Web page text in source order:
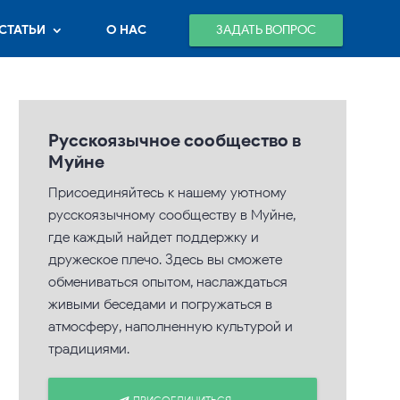
О НАС ЗАДАТЬ ВОПРОС
Русскоязычное сообщество в
Муйне
Присоединяйтесь к нашему уютному
русскоязычному сообществу в Муйне,
где каждый найдет поддержку и
дружеское плечо. Здесь вы сможете
обмениваться опытом, наслаждаться
живыми беседами и погружаться в
атмосферу, наполненную культурой и
традициями.